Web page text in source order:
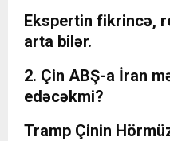
Ekspertin fikrincə,
arta bilər.
2. Çin ABŞ-a İran
edəcəkmi?
Tramp Çinin